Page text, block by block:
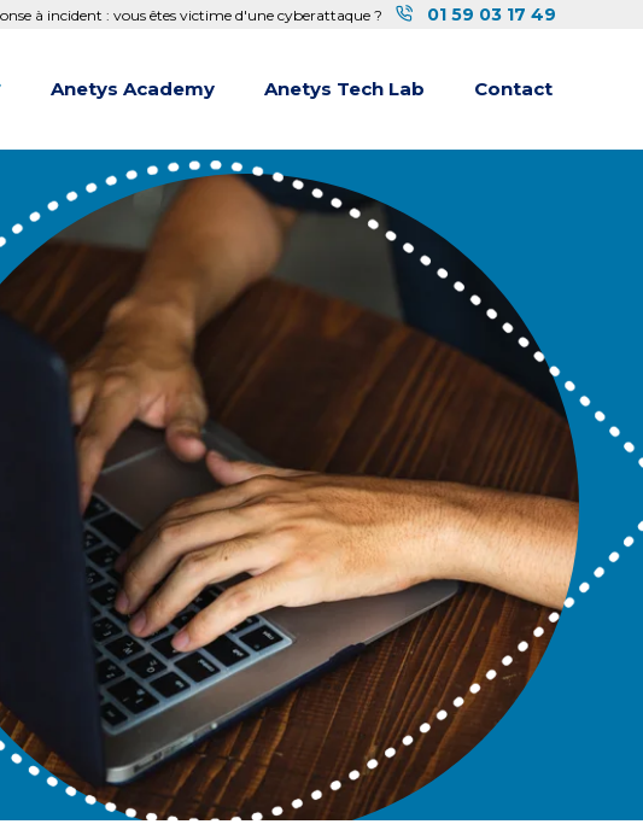
à incident : vous êtes victime d'une cyberattaque ? 01 59 03 17 49
Anetys Academy Anetys Tech Lab Contact